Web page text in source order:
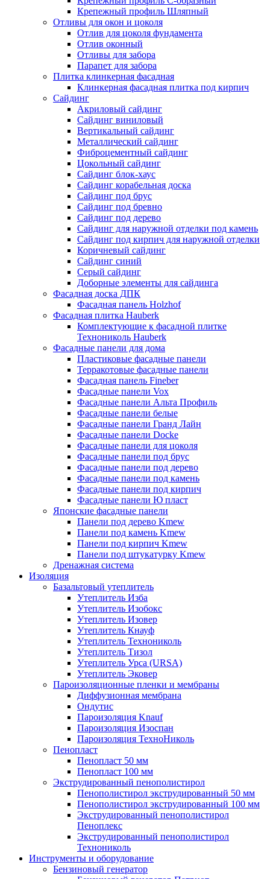
Крепежный профиль Шляпный
Отливы для окон и цоколя
Отлив для цоколя фундамента
Отлив оконный
Отливы для забора
Парапет для забора
Плитка клинкерная фасадная
Клинкерная фасадная плитка под кирпич
Сайдинг
Акриловый сайдинг
Сайдинг виниловый
Вертикальный сайдинг
Металлический сайдинг
Фиброцементный сайдинг
Цокольный сайдинг
Сайдинг блок-хаус
Сайдинг корабельная доска
Сайдинг под брус
Сайдинг под бревно
Сайдинг под дерево
Сайдинг для наружной отделки под камень
Сайдинг под кирпич для наружной отделки
Коричневый сайдинг
Сайдинг синий
Серый сайдинг
Доборные элементы для сайдинга
Фасадная доска ДПК
Фасадная панель Holzhof
Фасадная плитка Hauberk
Комплектующие к фасадной плитке
Технониколь Hauberk
Фасадные панели для дома
Пластиковые фасадные панели
Терракотовые фасадные панели
Фасадная панель Fineber
Фасадные панели Vox
Фасадные панели Альта Профиль
Фасадные панели белые
Фасадные панели Гранд Лайн
Фасадные панели Docke
Фасадные панели для цоколя
Фасадные панели под брус
Фасадные панели под дерево
Фасадные панели под камень
Фасадные панели под кирпич
Фасадные панели Ю пласт
Японские фасадные панели
Панели под дерево Kmew
Панели под камень Kmew
Панели под кирпич Kmew
Панели под штукатурку Kmew
Дренажная система
Изоляция
Базальтовый утеплитель
Утеплитель Изба
Утеплитель Изобокс
Утеплитель Изовер
Утеплитель Кнауф
Утеплитель Технониколь
Утеплитель Тизол
Утеплитель Урса (URSA)
Утеплитель Эковер
Пароизоляционные пленки и мембраны
Диффузионная мембрана
Ондутис
Пароизоляция Knauf
Пароизоляция Изоспан
Пароизоляция ТехноНиколь
Пенопласт
Пенопласт 50 мм
Пенопласт 100 мм
Экструдированный пенополистирол
Пенополистирол экструдированный 50 мм
Пенополистирол экструдированный 100 мм
Экструдированный пенополистирол
Пеноплекс
Экструдированный пенополистирол
Технониколь
Инструменты и оборудование
Бензиновый генератор